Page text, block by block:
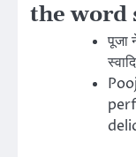
the word
पूजा